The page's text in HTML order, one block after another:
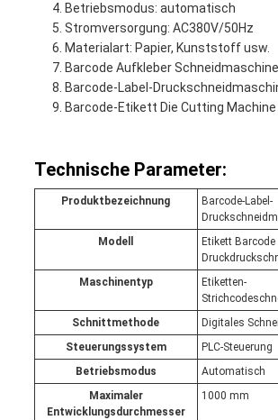
Betriebsmodus: automatisch
Stromversorgung: AC380V/50Hz
Materialart: Papier, Kunststoff usw.
Barcode Aufkleber Schneidmaschine
Barcode-Label-
Barcode-Etikett Die Cutting
Technische Parameter:
Produktbezeichnung
Barcode-Label-
Modell
Etikett Barcode
Maschinentyp
Etiketten-
Schnittmethode
Digitales
Steuerungssystem
PLC-Steuerung
Betriebsmodus
Automatisch
Maximaler
Entwicklungsdurchmesser
1000 mm